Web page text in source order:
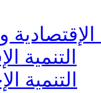
الإقتصادية
التنمية
التنمية